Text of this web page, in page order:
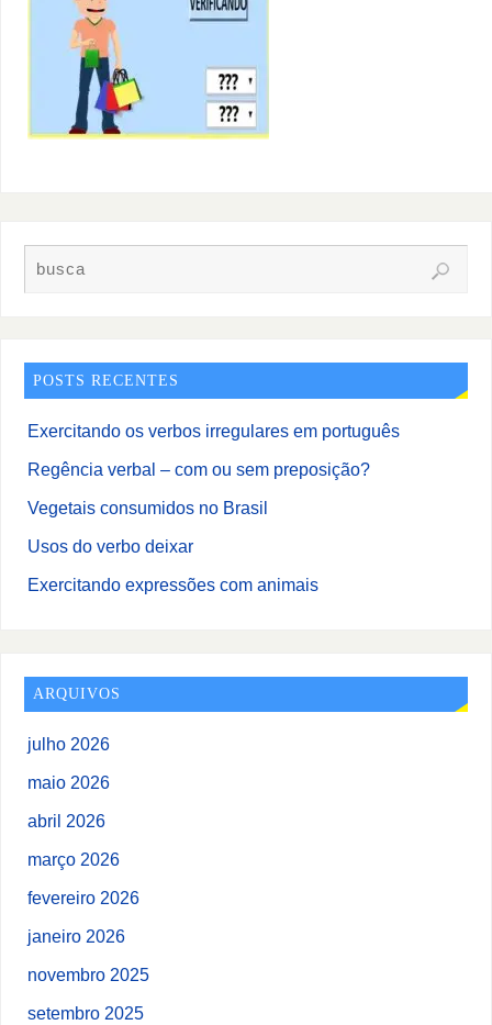
POSTS RECENTES
Exercitando os verbos irregulares em português
Regência verbal – com ou sem preposição?
Vegetais consumidos no Brasil
Usos do verbo deixar
Exercitando expressões com animais
ARQUIVOS
julho 2026
maio 2026
abril 2026
março 2026
fevereiro 2026
janeiro 2026
novembro 2025
setembro 2025